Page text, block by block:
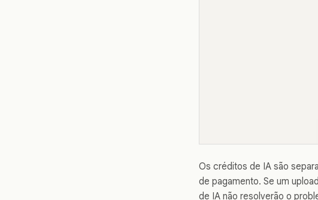
Os créditos de IA são
de pagamento. Se um
de IA não resolverão o